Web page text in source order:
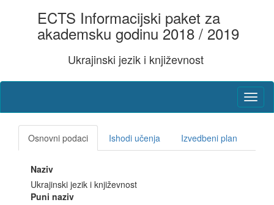
ECTS Informacijski paket za
akademsku godinu 2018 / 2019
Ukrajinski jezik i književnost
Osnovni podaci Ishodi učenja Izvedbeni plan
Naziv
Ukrajinski jezik i književnost
Puni naziv